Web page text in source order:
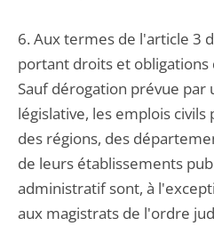
6. Aux termes de l'article 3
portant droits et obligations
Sauf dérogation prévue par
législative, les emplois
des régions, des
de leurs établissements
administratif sont, à
aux magistrats de l'ordre